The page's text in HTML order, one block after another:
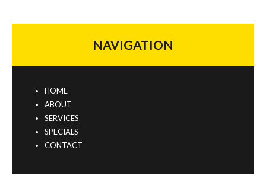
NAVIGATION
HOME
ABOUT
SERVICES
SPECIALS
CONTACT